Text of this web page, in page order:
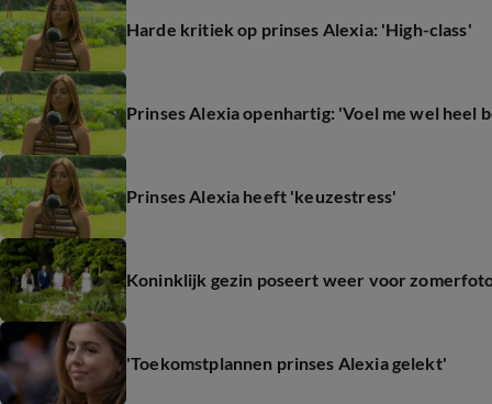
Harde kritiek op prinses Alexia: 'High-class'
Prinses Alexia openhartig: 'Voel me wel heel
Prinses Alexia heeft 'keuzestress'
Koninklijk gezin poseert weer voor
'Toekomstplannen prinses Alexia gelekt'